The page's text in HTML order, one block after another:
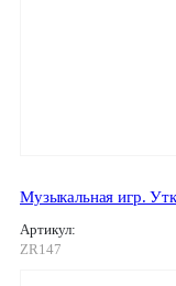
Музыкальная игр.
Артикул:
ZR147